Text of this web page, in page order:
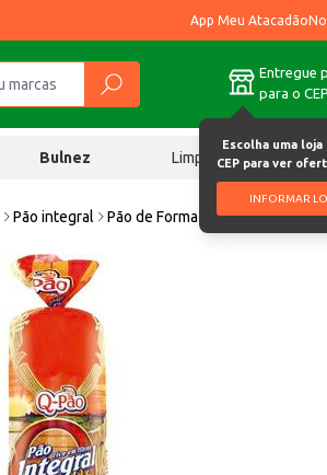
App Meu Atacadão
Entregue
para o CEP
Escolha uma
CEP para ver
INFORMAR
Bulnez Limpeza
Pão integral Pão de Forma Q Pão Integral